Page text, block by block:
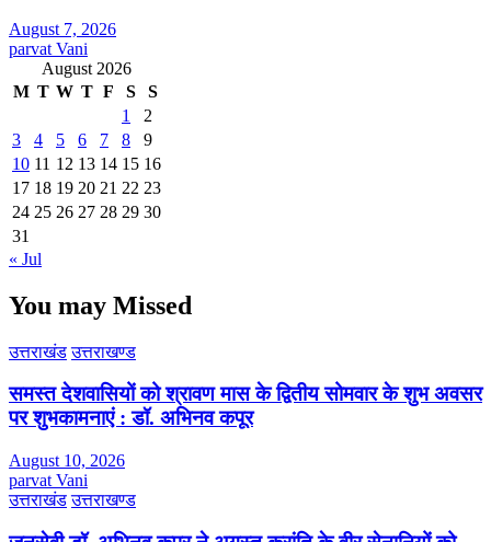
August 7, 2026
parvat Vani
August 2026
M T W T F S
S
1
2
3
4 5 6 7 8
9
10 11 12 13 14 15 16
17 18 19 20 21 22 23
24 25 26 27 28 29 30
31
« Jul
You may Missed
उत्तराखंड उत्तराखण्ड
समस्त देशवासियों को श्रावण मास के द्वितीय सोमवार के शुभ अवसर
पर शुभकामनाएं : डॉ. अभिनव कपूर
August 10, 2026
parvat Vani
उत्तराखंड उत्तराखण्ड